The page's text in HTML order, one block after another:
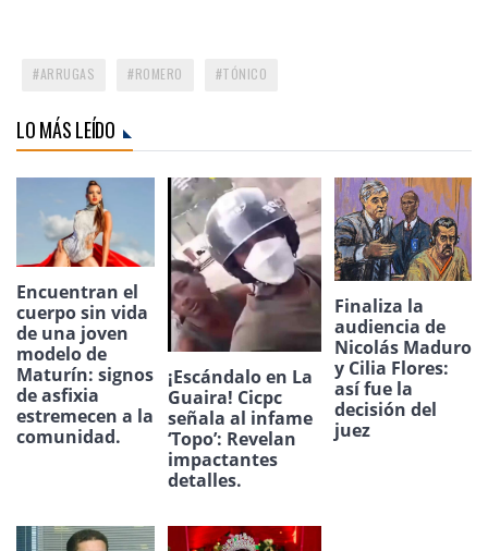
ARRUGAS ROMERO TÓNICO
LO MÁS LEÍDO
Encuentran el
cuerpo sin vida
de una joven
modelo de
Maturín: signos
de asfixia
estremecen a la
comunidad.
¡Escándalo en La
Guaira! Cicpc
señala al infame
‘Topo’: Revelan
impactantes
detalles.
Finaliza la
audiencia de
Nicolás Maduro
y Cilia Flores:
así fue la
decisión del
juez